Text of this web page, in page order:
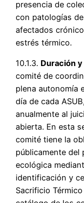
presencia de
con patologías
afectados
estrés térmico.
10.1.3. Duración
comité de
plena autonomía
día de cada
anualmente al
abierta. En esta
comité tiene la
públicamente del
ecológica
identificación y
Sacrificio